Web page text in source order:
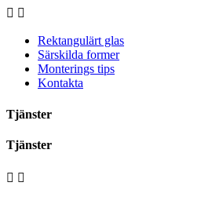
 
Rektangulärt glas
Särskilda former
Monterings tips
Kontakta
Tjänster
Tjänster
 